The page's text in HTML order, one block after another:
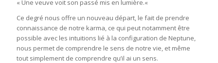
« Une veuve voit son passé mis en lumière.«
Ce degré nous offre un nouveau départ, le fait de prendre
connaissance de notre karma, ce qui peut notamment être
possible avec les intuitions lié à la configuration de Neptune,
nous permet de comprendre le sens de notre vie, et même
tout simplement de comprendre qu’il ai un sens.